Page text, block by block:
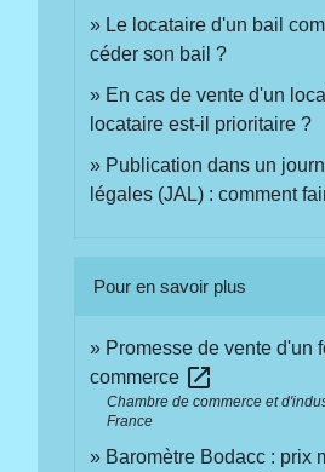
Le locataire d'un bail
céder son bail ?
En cas de vente d'un
locataire est-il prioritaire ?
Publication dans un
légales (JAL) : comment
Pour en savoir plus
Promesse de vente d'un
commerce open_in_new
Chambre de commerce et
France
Baromètre Bodacc : prix